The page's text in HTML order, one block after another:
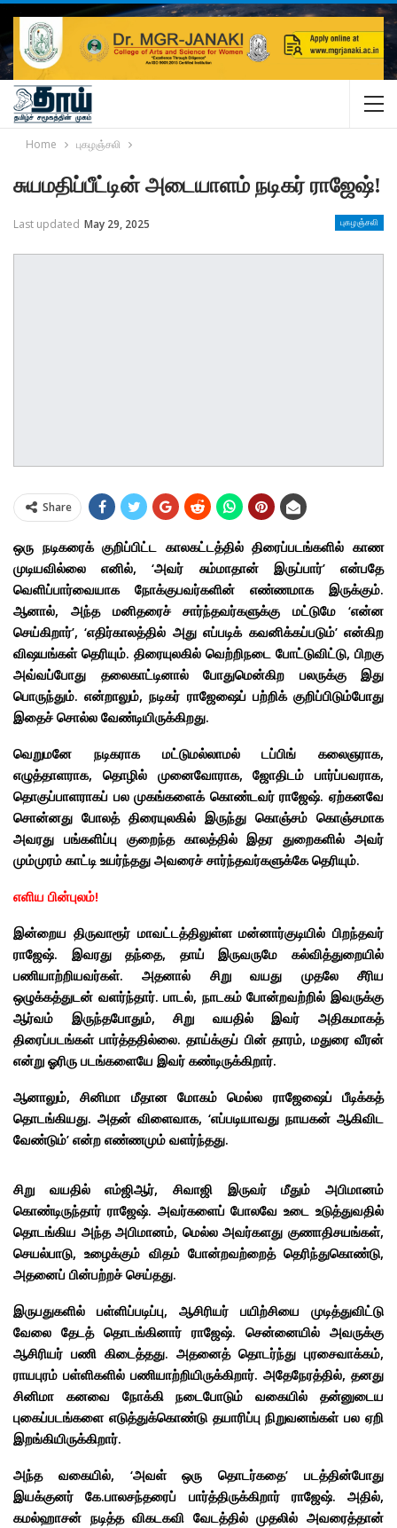
Home புகழஞ்சலி
சுயமதிப்பீட்டின் அடையாளம் நடிகர் ராஜேஷ்!
புகழஞ்சலி
Last updated May 29, 2025
Share
ஒரு நடிகரைக் குறிப்பிட்ட காலகட்டத்தில் திரைப்படங்களில் காண
முடியவில்லை எனில், ‘அவர் சும்மாதான் இருப்பார்’ என்பதே
வெளிப்பார்வையாக நோக்குபவர்களின் எண்ணமாக இருக்கும்.
ஆனால், அந்த மனிதரைச் சார்ந்தவர்களுக்கு மட்டுமே ‘என்ன
செய்கிறார்’, ‘எதிர்காலத்தில் அது எப்படிக் கவனிக்கப்படும்’ என்கிற
விஷயங்கள் தெரியும். திரையுலகில் வெற்றிநடை போட்டுவிட்டு, பிறகு
அவ்வப்போது தலைகாட்டினால் போதுமென்கிற பலருக்கு இது
பொருந்தும். என்றாலும், நடிகர் ராஜேஷைப் பற்றிக் குறிப்பிடும்போது
இதைச் சொல்ல வேண்டியிருக்கிறது.
வெறுமனே நடிகராக மட்டுமல்லாமல் டப்பிங் கலைஞராக,
எழுத்தாளராக, தொழில் முனைவோராக, ஜோதிடம் பார்ப்பவராக,
தொகுப்பாளராகப் பல முகங்களைக் கொண்டவர் ராஜேஷ். ஏற்கனவே
சொன்னது போலத் திரையுலகில் இருந்து கொஞ்சம் கொஞ்சமாக
அவரது பங்களிப்பு குறைந்த காலத்தில் இதர துறைகளில் அவர்
மும்முரம் காட்டி உயர்ந்தது அவரைச் சார்ந்தவர்களுக்கே தெரியும்.
எளிய பின்புலம்!
இன்றைய திருவாரூர் மாவட்டத்திலுள்ள மன்னார்குடியில் பிறந்தவர்
ராஜேஷ். இவரது தந்தை, தாய் இருவருமே கல்வித்துறையில்
பணியாற்றியவர்கள். அதனால் சிறு வயது முதலே சீரிய
ஒழுக்கத்துடன் வளர்ந்தார். பாடல், நாடகம் போன்றவற்றில் இவருக்கு
ஆர்வம் இருந்தபோதும், சிறு வயதில் இவர் அதிகமாகத்
திரைப்படங்கள் பார்த்ததில்லை. தாய்க்குப் பின் தாரம், மதுரை வீரன்
என்று ஓரிரு படங்களையே இவர் கண்டிருக்கிறார்.
ஆனாலும், சினிமா மீதான மோகம் மெல்ல ராஜேஷைப் பீடிக்கத்
தொடங்கியது. அதன் விளைவாக, ‘எப்படியாவது நாயகன் ஆகிவிட
வேண்டும்’ என்ற எண்ணமும் வளர்ந்தது.
சிறு வயதில் எம்ஜிஆர், சிவாஜி இருவர் மீதும் அபிமானம்
கொண்டிருந்தார் ராஜேஷ். அவர்களைப் போலவே உடை உடுத்துவதில்
தொடங்கிய அந்த அபிமானம், மெல்ல அவர்களது குணாதிசயங்கள்,
செயல்பாடு, உழைக்கும் விதம் போன்றவற்றைத் தெரிந்துகொண்டு,
அதனைப் பின்பற்றச் செய்தது.
இருபதுகளில் பள்ளிப்படிப்பு, ஆசிரியர் பயிற்சியை முடித்துவிட்டு
வேலை தேடத் தொடங்கினார் ராஜேஷ். சென்னையில் அவருக்கு
ஆசிரியர் பணி கிடைத்தது. அதனைத் தொடர்ந்து புரசைவாக்கம்,
ராயபுரம் பள்ளிகளில் பணியாற்றியிருக்கிறார். அதேநேரத்தில், தனது
சினிமா கனவை நோக்கி நடைபோடும் வகையில் தன்னுடைய
புகைப்படங்களை எடுத்துக்கொண்டு தயாரிப்பு நிறுவனங்கள் பல ஏறி
இறங்கியிருக்கிறார்.
அந்த வகையில், ‘அவள் ஒரு தொடர்கதை’ படத்தின்போது
இயக்குனர் கே.பாலசந்தரைப் பார்த்திருக்கிறார் ராஜேஷ். அதில்,
கமல்ஹாசன் நடித்த விகடகவி வேடத்தில் முதலில் அவரைத்தான்